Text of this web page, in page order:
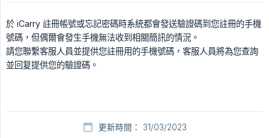
於 iCarry 註冊帳號或忘記密碼時系統都會發送驗證碼到您註冊的手機
號碼，但偶爾會發生手機無法收到相關簡訊的情況。
請您聯繫客服人員並提供您註冊用的手機號碼，客服人員將為您查詢
並回复提供您的驗證碼。
更新時間： 31/03/2023